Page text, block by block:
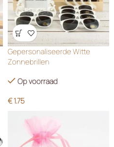
Wensenlijst
Gepersonaliseerde Witte
Zonnebrillen
Op voorraad
€1.75